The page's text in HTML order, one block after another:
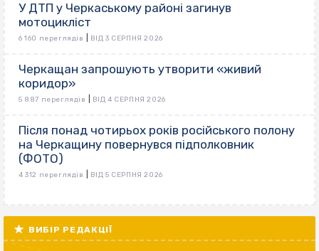
У ДТП у Черкаському районі загинув
мотоцикліст
6 160 переглядів ВІД 3 СЕРПНЯ 2026
Черкащан запрошують утворити «живий
коридор»
5 887 переглядів ВІД 4 СЕРПНЯ 2026
Після понад чотирьох років російського полону
на Черкащину повернувся підполковник
(ФОТО)
4 312 переглядів ВІД 5 СЕРПНЯ 2026
ВИБІР РЕДАКЦІЇ